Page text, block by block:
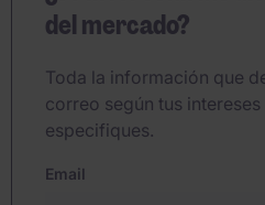
del mercado?
Toda la información que
correo según tus
especifiques.
Email